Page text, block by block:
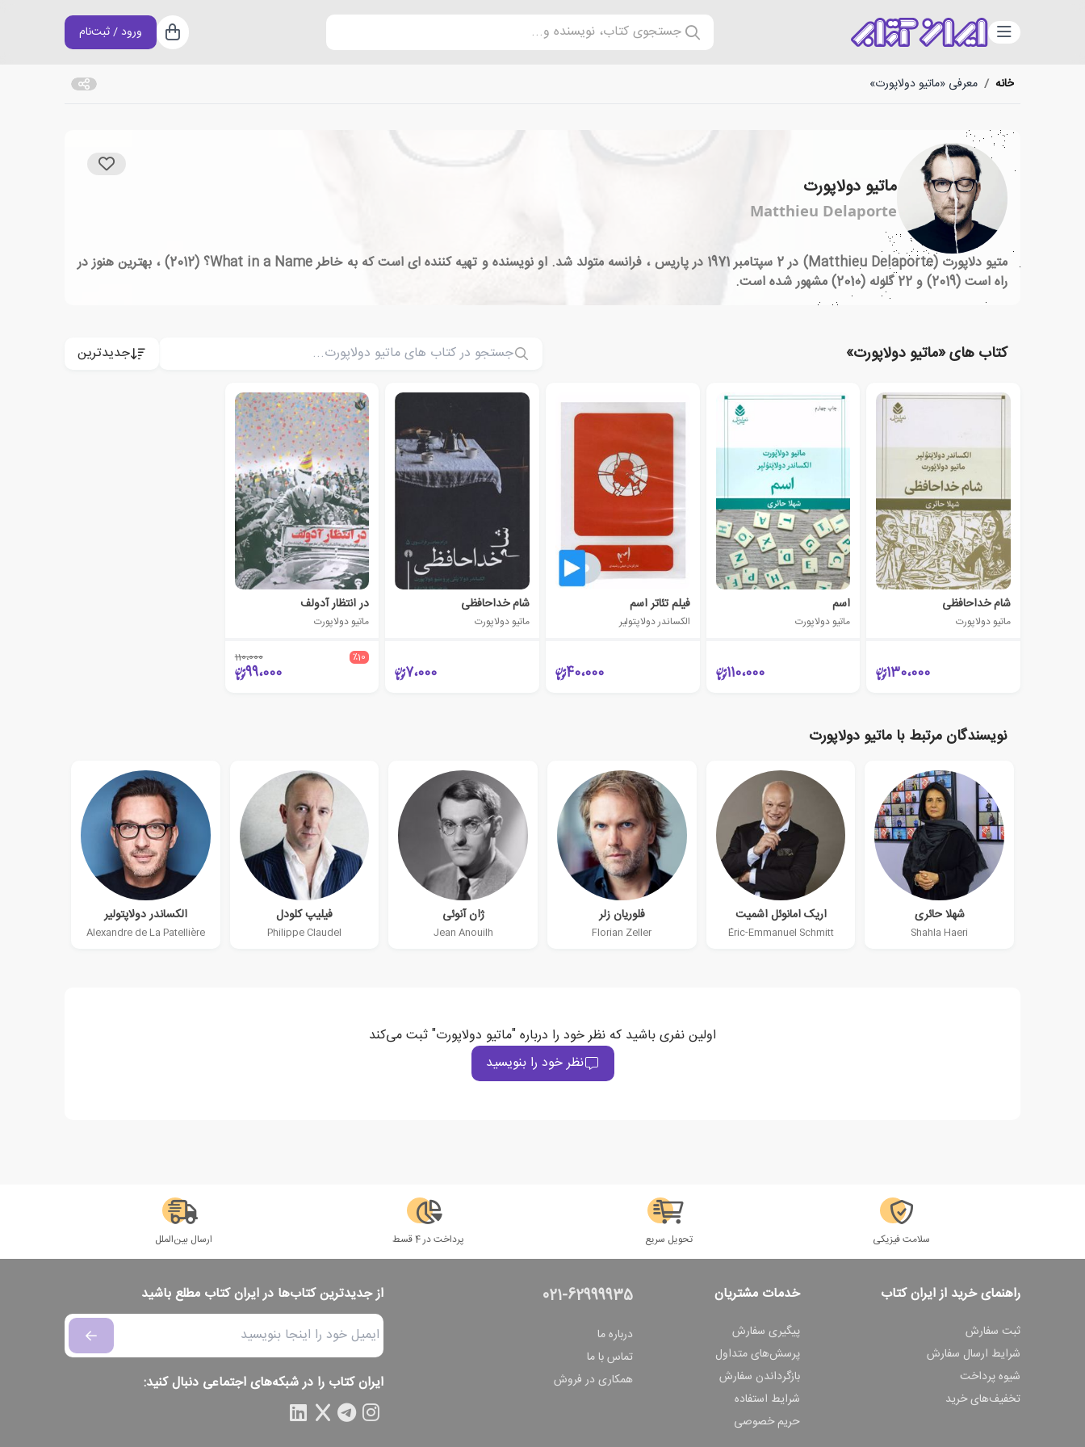
دسته‌بندی جستجوی کتاب، نویسنده و... سبد خرید
ورود / ثبت‌نام
خانه / معرفی «ماتیو دولاپورت»
ماتیو دولاپورت
Matthieu Delaporte
متیو دلاپورت (Matthieu Delaporte) در 2 سپتامبر 1971 در پاریس ، فرانسه متولد شد. او نویسنده و تهیه کننده ای است که به خاطر What in a Name؟ (2012) ، بهترین هنوز در
راه است (2019) و 22 گلوله (2010) مشهور شده است.
کتاب های «ماتیو دولاپورت» جدیدترین
شام خداحافظی
ماتیو دولاپورت
130،000
اسم
ماتیو دولاپورت
110،000
فیلم تئاتر اسم
الکساندر دولاپتولیر
40،000
شام خداحافظی
ماتیو دولاپورت
7،000
در انتظار آدولف
ماتیو دولاپورت
٪10 110،000
99،000
نویسندگان مرتبط با ماتیو دولاپورت
شهلا حائری
Shahla Haeri
اریک امانوئل اشمیت
Éric-Emmanuel Schmitt
فلوریان زلر
Florian Zeller
ژان آنوئی
Jean Anouilh
فیلیپ کلودل
Philippe Claudel
الکساندر دولاپتولیر
Alexandre de La Patellière
اولین نفری باشید که نظر خود را درباره "ماتیو دولاپورت" ثبت می‌کند
نظر خود را بنویسید
سلامت فیزیکی تحویل سریع پرداخت در 4 قسط ارسال بین‌الملل
راهنمای خرید از ایران کتاب
ثبت سفارش
شرایط ارسال سفارش
شیوه پرداخت
تخفیف‌های خرید
خدمات مشتریان
پیگیری سفارش
پرسش‌های متداول
بازگرداندن سفارش
شرایط استفاده
حریم خصوصی
021-62999935
درباره ما
تماس با ما
همکاری در فروش
از جدیدترین کتاب‌ها در ایران کتاب مطلع باشید
ایران کتاب را در شبکه‌های اجتماعی دنبال کنید: